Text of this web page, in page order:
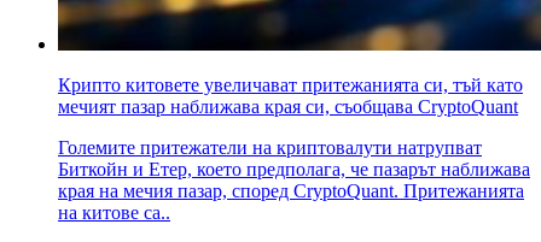
Крипто китовете увеличават притежанията си, тъй като
мечият пазар наближава края си, съобщава CryptoQuant
Големите притежатели на криптовалути натрупват
Биткойн и Етер, което предполага, че пазарът наближава
края на мечия пазар, според CryptoQuant. Притежанията
на китове са..